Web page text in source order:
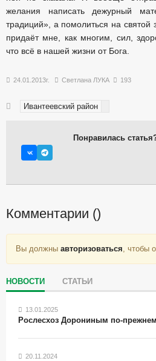
желания написать дежурный
традиций», а помолиться на святой
придаёт мне, как многим, сил,
что всё в нашей жизни от Бога.
24.01.2013г. Светлана ЛУКА 193
Ивантеевский район
Понравилась
Комментарии ()
Вы должны авторизоваться , чтобы
НОВОСТИ СТАТЬИ
13.01.2025
Рослесхоз Дорониным по-
20.11.2024